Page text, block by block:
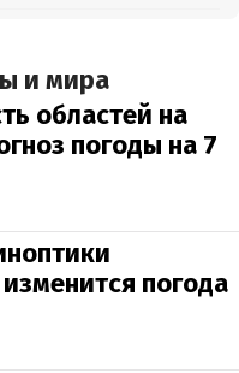
и мира
областей на
погоды на 7
погода